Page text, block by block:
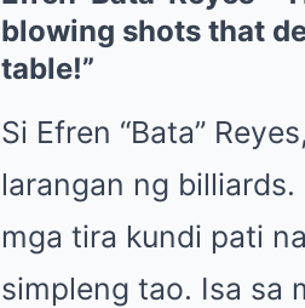
blowing shots that
table!”
Si Efren “Bata”
larangan ng
mga tira kundi pati
simpleng tao. Isa sa